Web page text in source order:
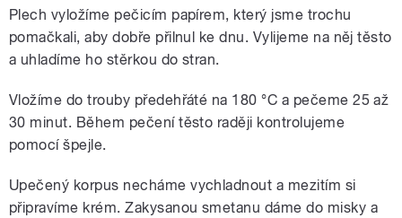
Plech vyložíme pečicím papírem, který jsme trochu
pomačkali, aby dobře přilnul ke dnu. Vylijeme na něj těsto
a uhladíme ho stěrkou do stran.
Vložíme do trouby předehřáté na 180 °C a pečeme 25 až
30 minut. Během pečení těsto raději kontrolujeme
pomocí špejle.
Upečený korpus necháme vychladnout a mezitím si
připravíme krém. Zakysanou smetanu dáme do misky a